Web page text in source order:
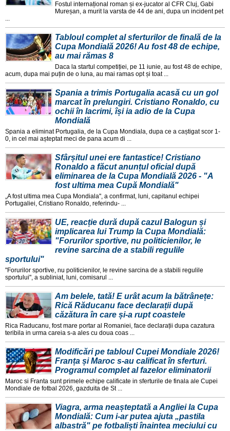
Fostul internațional roman și ex-jucator al CFR Cluj, Gabi
Mureșan, a murit la varsta de 44 de ani, dupa un incident pet
...
Tabloul complet al sferturilor de finală de la
Cupa Mondială 2026! Au fost 48 de echipe,
au mai rămas 8
Daca la startul competiției, pe 11 iunie, au fost 48 de echipe,
acum, dupa mai puțin de o luna, au mai ramas opt și toat ...
Spania a trimis Portugalia acasă cu un gol
marcat în prelungiri. Cristiano Ronaldo, cu
ochii în lacrimi, își ia adio de la Cupa
Mondială
Spania a eliminat Portugalia, de la Cupa Mondiala, dupa ce a caștigat scor 1-
0, in cel mai așteptat meci de pana acum di ...
Sfârșitul unei ere fantastice! Cristiano
Ronaldo a făcut anunțul oficial după
eliminarea de la Cupa Mondială 2026 - "A
fost ultima mea Cupă Mondială"
„A fost ultima mea Cupa Mondiala", a confirmat, luni, capitanul echipei
Portugaliei, Cristiano Ronaldo, referindu- ...
UE, reacție dură după cazul Balogun și
implicarea lui Trump la Cupa Mondială:
"Forurilor sportive, nu politicienilor, le
revine sarcina de a stabili regulile
sportului"
"Forurilor sportive, nu politicienilor, le revine sarcina de a stabili regulile
sportului", a subliniat, luni, comisarul ...
Am belele, tată! E urât acum la bătrânețe:
Rică Răducanu face declarații după
căzătura în care și-a rupt coastele
Rica Raducanu, fost mare portar al Romaniei, face declarații dupa cazatura
teribila in urma careia s-a ales cu doua coas ...
Modificări pe tabloul Cupei Mondiale 2026!
Franța și Maroc s-au calificat în sferturi.
Programul complet al fazelor eliminatorii
Maroc si Franta sunt primele echipe calificate in sferturile de finala ale Cupei
Mondiale de fotbal 2026, gazduita de St ...
Viagra, arma neașteptată a Angliei la Cupa
Mondială: Cum i-ar putea ajuta „pastila
albastră" pe fotbaliști înaintea meciului cu